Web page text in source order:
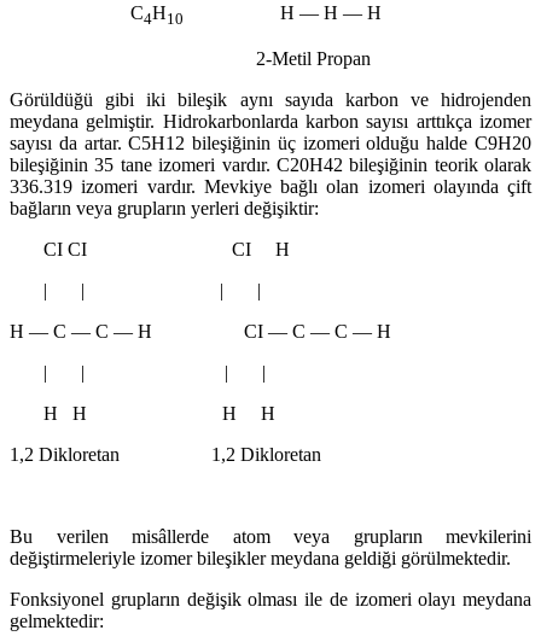
C4H10 H ― H ― H
2-Metil Propan
Görüldüğü gibi iki bileşik aynı sayıda karbon ve hidrojenden
meydana gelmiştir. Hidrokarbonlarda karbon sayısı arttıkça izomer
sayısı da artar. C5H12 bileşiğinin üç izomeri olduğu halde C9H20
bileşiğinin 35 tane izomeri vardır. C20H42 bileşiğinin teorik olarak
336.319 izomeri vardır. Mevkiye bağlı olan izomeri olayında çift
bağların veya grupların yerleri değişiktir:
CI CI CI H
| | | |
H ― C ― C ― H CI ― C ― C ― H
| | | |
H H H H
1,2 Dikloretan 1,2 Dikloretan
Bu verilen misâllerde atom veya grupların mevkilerini
değiştirmeleriyle izomer bileşikler meydana geldiği görülmektedir.
Fonksiyonel grupların değişik olması ile de izomeri olayı meydana
gelmektedir: